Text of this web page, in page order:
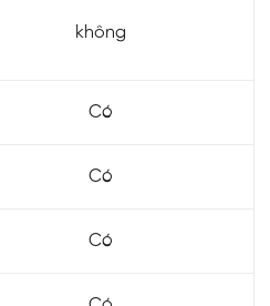
không
Có
Có
Có